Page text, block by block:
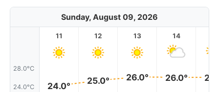
Sunday, August 09, 2026
28.0°C
24.0°C
11
24.0°
12
25.0°
13
26.0°
14
26.0°